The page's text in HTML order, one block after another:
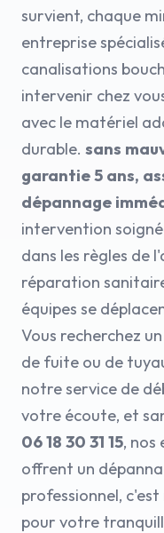
survient, chaque
entreprise
canalisations
intervenir chez
avec le matériel
durable. sans
garantie 5 ans,
dépannage
intervention
dans les règles de
réparation
équipes se
Vous recherchez
de fuite ou de
notre service de
votre écoute, et
06 18 30 31 15, nos
offrent un
professionnel,
pour votre